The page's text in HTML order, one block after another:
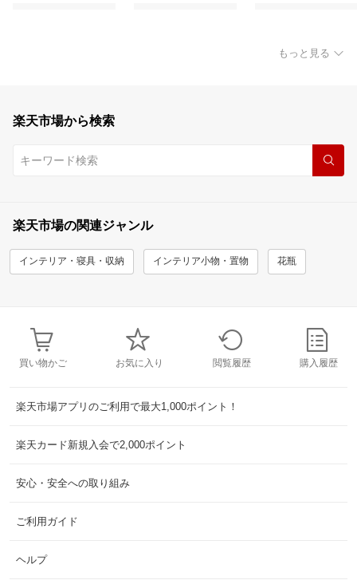
もっと見る
楽天市場から検索
楽天市場の関連ジャンル
インテリア・寝具・収納 インテリア小物・置物 花瓶
買い物かご お気に入り 閲覧履歴 購入履歴
楽天市場アプリのご利用で最大1,000ポイント！
楽天カード新規入会で2,000ポイント
安心・安全への取り組み
ご利用ガイド
ヘルプ